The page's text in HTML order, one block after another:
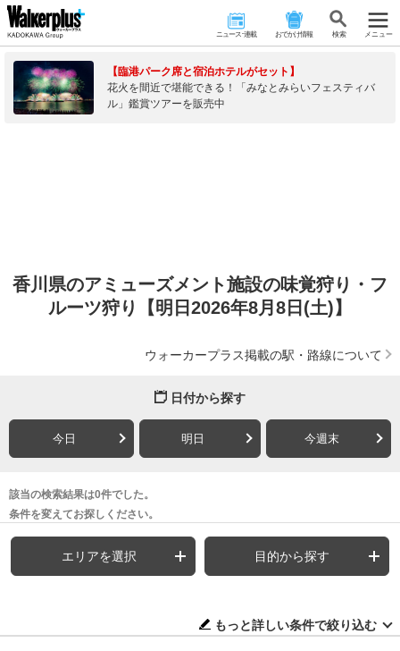
ニュース･連載 おでかけ情報 検 索 メニュー
【臨港パーク席と宿泊ホテルがセット】
花火を間近で堪能できる！「みなとみらいフェスティバ
ル」鑑賞ツアーを販売中
香川県のアミューズメント施設の味覚狩り・フ
ルーツ狩り【明日2026年8月8日(土)】
ウォーカープラス掲載の駅・路線について
日付から探す
今日 明日 今週末
該当の検索結果は0件でした。
条件を変えてお探しください。
エリアを選択 目的から探す
もっと詳しい条件で絞り込む